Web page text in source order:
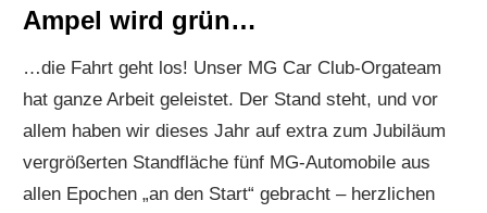
Ampel wird grün…
…die Fahrt geht los! Unser MG Car Club-Orgateam
hat ganze Arbeit geleistet. Der Stand steht, und vor
allem haben wir dieses Jahr auf extra zum Jubiläum
vergrößerten Standfläche fünf MG-Automobile aus
allen Epochen „an den Start“ gebracht – herzlichen